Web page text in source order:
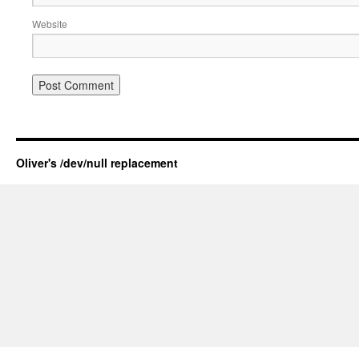
Website
Oliver's /dev/null replacement